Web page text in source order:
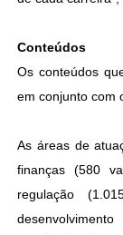
Conteúdos
Os conteúdos
em conjunto com
As áreas de
finanças (580
regulação